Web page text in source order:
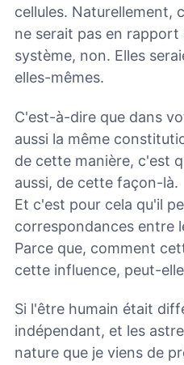
cellules. Naturellement,
ne serait pas en rapport
système, non. Elles
elles-mêmes.
C'est-à-dire que dans
aussi la même
de cette manière, c'est
aussi, de cette façon-là.
Et c'est pour cela qu'il
correspondances entre
Parce que, comment
cette influence, peut-
Si l'être humain était
indépendant, et les
nature que je viens de